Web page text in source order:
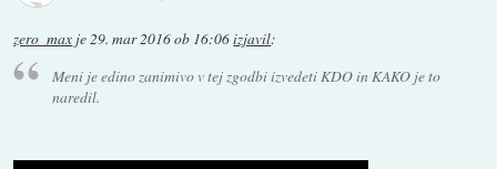
zero_max je29. mar 2016 ob 16:06izjavil:
Meni je edino zanimivo v tej zgodbi izvedeti KDO in KAKO je to
naredil.